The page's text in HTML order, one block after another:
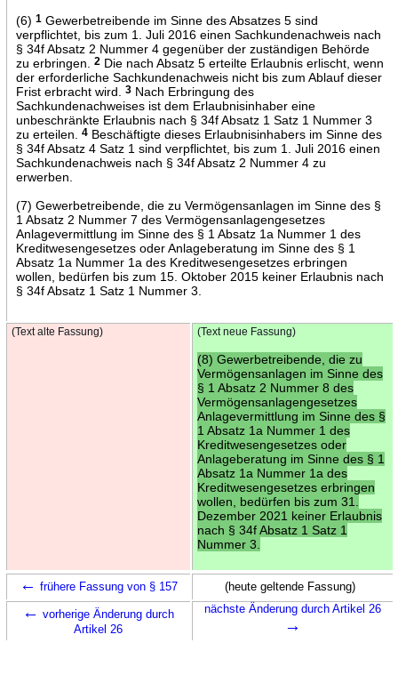
(6) 1Gewerbetreibende im Sinne des Absatzes 5 sind
verpflichtet, bis zum 1. Juli 2016 einen Sachkundenachweis nach
§ 34f Absatz 2 Nummer 4 gegenüber der zuständigen Behörde
zu erbringen.
2Die nach Absatz 5 erteilte Erlaubnis erlischt, wenn
der erforderliche Sachkundenachweis nicht bis zum Ablauf dieser
Frist erbracht wird.
3Nach Erbringung des
Sachkundenachweises ist dem Erlaubnisinhaber eine
unbeschränkte Erlaubnis nach § 34f Absatz 1 Satz 1 Nummer 3
zu erteilen.
4Beschäftigte dieses Erlaubnisinhabers im Sinne des
§ 34f Absatz 4 Satz 1 sind verpflichtet, bis zum 1. Juli 2016 einen
Sachkundenachweis nach § 34f Absatz 2 Nummer 4 zu
erwerben.
(7) Gewerbetreibende, die zu Vermögensanlagen im Sinne des §
1 Absatz 2 Nummer 7 des Vermögensanlagengesetzes
Anlagevermittlung im Sinne des § 1 Absatz 1a Nummer 1 des
Kreditwesengesetzes oder Anlageberatung im Sinne des § 1
Absatz 1a Nummer 1a des Kreditwesengesetzes erbringen
wollen, bedürfen bis zum 15. Oktober 2015 keiner Erlaubnis nach
§ 34f Absatz 1 Satz 1 Nummer 3.
(Text alte Fassung) (Text neue Fassung)
(8) Gewerbetreibende, die zu
Vermögensanlagen im Sinne des
§ 1 Absatz 2 Nummer 8 des
Vermögensanlagengesetzes
Anlagevermittlung im Sinne des §
1 Absatz 1a Nummer 1 des
Kreditwesengesetzes oder
Anlageberatung im Sinne des § 1
Absatz 1a Nummer 1a des
Kreditwesengesetzes erbringen
wollen, bedürfen bis zum 31.
Dezember 2021 keiner Erlaubnis
nach § 34f Absatz 1 Satz 1
Nummer 3.
← frühere Fassung von § 157 (heute geltende Fassung)
← vorherige Änderung durch
Artikel 26
nächste Änderung durch Artikel 26
→